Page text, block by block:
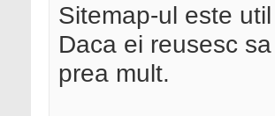
Sitemap-ul este
Daca ei reusesc
prea mult.